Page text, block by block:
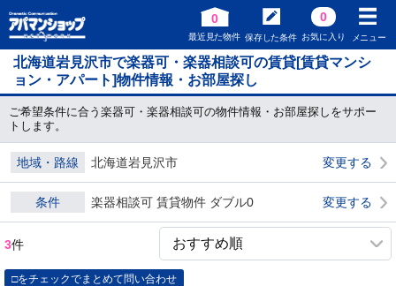
0
最近見た物件 保存した条件
0
お気に入り メニュー
北海道岩見沢市で楽器可・楽器相談可の賃貸[賃貸マンシ
ョン・アパート]物件情報・お部屋探し
ご希望条件に合う楽器可・楽器相談可の物件情報・お部屋探しをサポー
トします。
地域・路線 北海道岩見沢市 変更する
条件 楽器相談可 賃貸物件 ダブル0 変更する
3件
□をチェックでまとめて問い合わせ